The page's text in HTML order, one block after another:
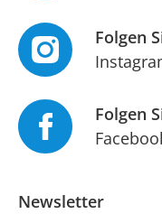
Folgen
Folgen
Newsletter